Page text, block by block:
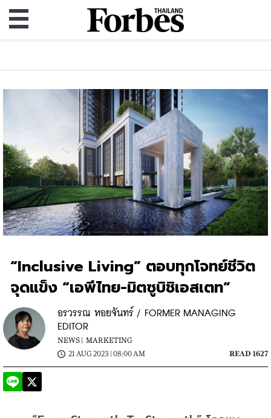
“Inclusive Living” ตอบทุกโจทย์ชีวิต
จุดแข็ง “เอพีไทย-มิตซูบิชิเอสเตท”
อรวรรณ หอยจันทร์ / FORMER MANAGING
EDITOR
NEWS |
MARKETING
21 AUG 2023 | 08:00 AM
READ 1627